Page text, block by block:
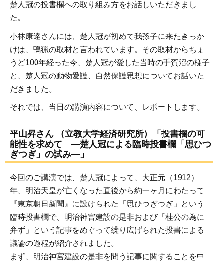
楚人冠の投書欄への取り組み方をお話しいただきまし
た。
小林康達さんには、楚人冠が初めて我孫子に来たきっか
けは、鴨猟の取材と言われています。その取材からちょ
うど100年経った今、楚人冠が愛した当時の手賀沼の様子
と、楚人冠の動物愛護、自然保護思想についてお話いた
だきました。
それでは、当日の講演内容について、レポートします。
平山昇さん （立教大学経済研究所）「投書欄の可
能性を求めて ―楚人冠による臨時投書欄「思ひつ
ぎつぎ」の試み―」
今回のご講演では、楚人冠によって、大正元（1912）
年、明治天皇が亡くなった直後から約一ヶ月にわたって
『東京朝日新聞』に設けられた「思ひつぎつぎ」という
臨時投書欄で、明治神宮建設の是非および「桂公の為に
弁ず」という記事をめぐって繰り広げられた投書による
議論の過程が紹介されました。
まず、明治神宮建設の是非を問う記事に関することを中